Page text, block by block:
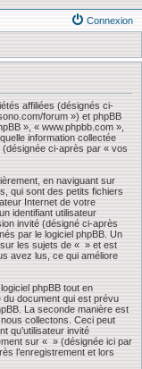
Connexion
affiliées (désignés ci-
forum ») et phpBB
», « www.phpbb.com »,
information collectée
(désignée ci-après par « vos
en naviguant sur
qui sont des petits fichiers
Internet de votre
identifiant utilisateur
invité (désigné ci-après
par le logiciel phpBB. Un
les sujets de « » et est
avez lus, ce qui améliore
phpBB tout en
document qui est prévu
La seconde manière est
collectons. Ceci peut
qu’utilisateur invité
sur « » (désignée ici par
l’enregistrement et lors